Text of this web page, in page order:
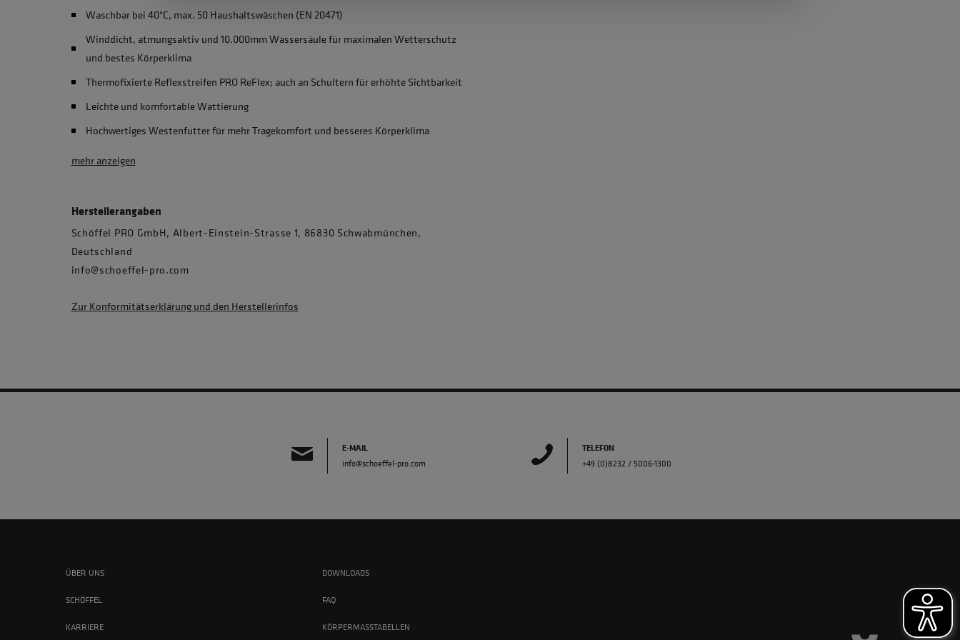
Waschbar bei 40°C, max. 50 Haushaltswäschen (EN 20471)
Winddicht, atmungsaktiv und 10.000mm Wassersäule für maximalen Wetterschutz
und bestes Körperklima
Thermofixierte Reflexstreifen PRO ReFlex; auch an Schultern für erhöhte Sichtbarkeit
Leichte und komfortable Wattierung
Hochwertiges Westenfutter für mehr Tragekomfort und besseres Körperklima
mehr anzeigen
Herstellerangaben
Schöffel PRO GmbH, Albert-Einstein-Strasse 1, 86830 Schwabmünchen,
Deutschland
info@schoeffel-pro.com
Zur Konformitätserklärung und den Herstellerinfos
E-MAIL
info@schoeffel-pro.com
TELEFON
+49 (0)8232 / 5006-1300
ÜBER UNS
SCHÖFFEL
KARRIERE
DOWNLOADS
FAQ
KÖRPERMASSTABELLEN